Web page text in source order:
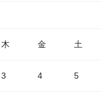
木 金 土
3 4 5